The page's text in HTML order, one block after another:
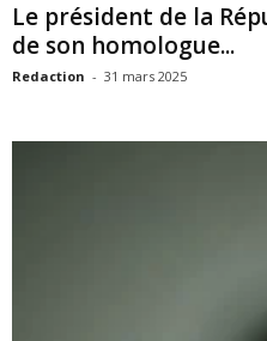
Le président de la
de son homologue...
Redaction - 31 mars 2025